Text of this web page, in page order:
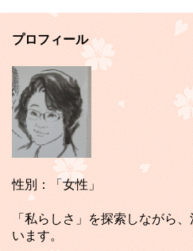
プロフィール
性別：「女性」
「私らしさ」を探索しながら
います。